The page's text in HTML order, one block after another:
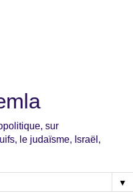
sur
le judaïsme, Israël,
▼